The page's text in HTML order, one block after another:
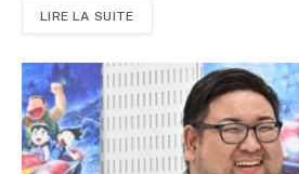
LIRE LA SUITE